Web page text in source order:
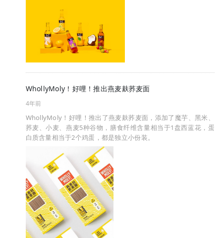
WhollyMoly！好哩！推出燕麦麸荞麦面
4年前
WhollyMoly！好哩！推出了燕麦麸荞麦面，添加了魔芋、黑米、
荞麦、小麦、燕麦5种谷物，膳食纤维含量相当于1盘西蓝花，蛋
白质含量相当于2个鸡蛋，都是独立小份装。